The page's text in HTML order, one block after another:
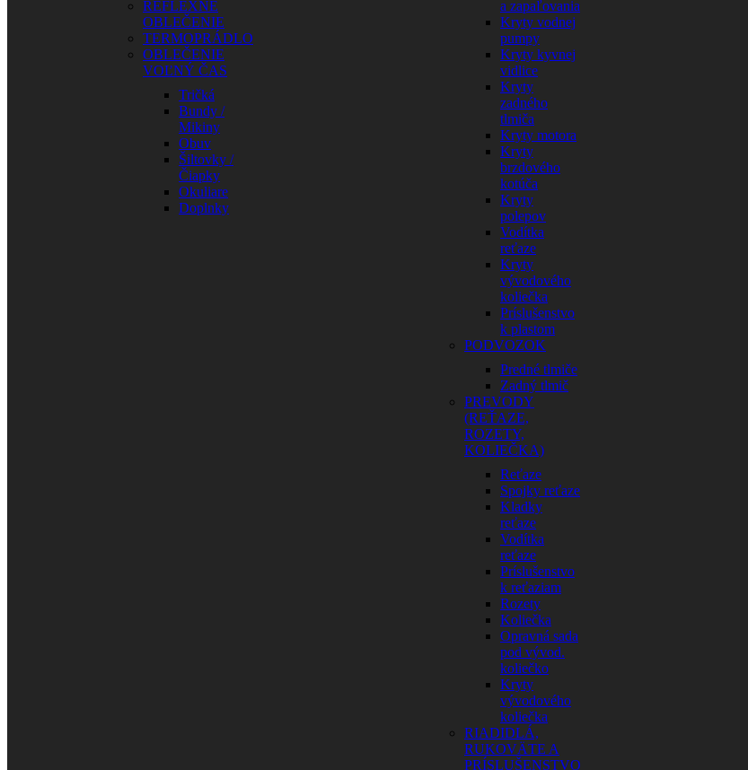
REFLEXNÉ
OBLEČENIE
TERMOPRÁDLO
OBLEČENIE
VOĽNÝ ČAS
Tričká
Bundy /
Mikiny
Obuv
Šiltovky /
Čiapky
Okuliare
Doplnky
a zapaľovania
Kryty vodnej
pumpy
Kryty kyvnej
vidlice
Kryty
zadného
tlmiča
Kryty motora
Kryty
brzdového
kotúča
Kryty
polepov
Vodítka
reťaze
Kryty
vývodového
koliečka
Príslušenstvo
k plastom
PODVOZOK
Predné tlmiče
Zadný tlmič
PREVODY
(REŤAZE,
ROZETY,
KOLIEČKA)
Reťaze
Spojky reťaze
Kladky
reťaze
Vodítka
reťaze
Príslušenstvo
k reťaziam
Rozety
Koliečka
Opravná sada
pod vývod.
koliečko
Kryty
vývodového
koliečka
RIADIDLÁ,
RUKOVÄTE A
PRÍSLUŠENSTVO